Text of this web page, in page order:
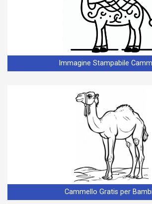
Immagine Stampabile
Cammello Gratis per